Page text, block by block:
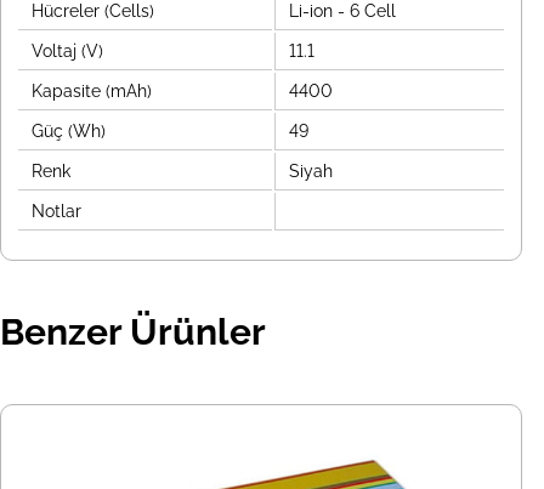
Hücreler (Cells) Li-ion - 6 Cell
Voltaj (V) 11.1
Kapasite (mAh) 4400
Güç (Wh) 49
Renk Siyah
Notlar
Benzer Ürünler